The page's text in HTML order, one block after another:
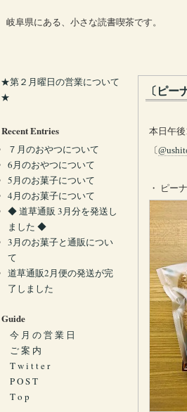
岐阜県にある、小さな読書喫茶です。
〔ピ
本日午
〔
・ ピー
★第２月曜日の営業について
★
Recent Entries
７月のおやつについて
6月のおやつについて
5月のお菓子について
4月のお菓子について
◆ 道草通販 3月分を発送し
ました ◆
3月のお菓子と通販につい
て
道草通販2月便の発送が完
了しました
Guide
今 月 の 営 業 日
ご 案 内
T w i t t e r
P O S T
T o p